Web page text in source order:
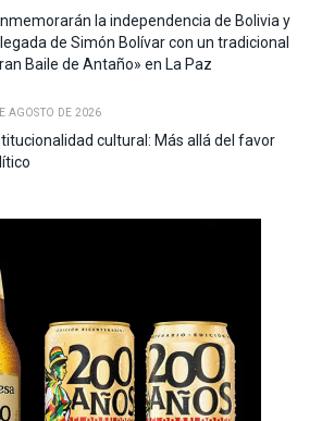
la independencia de Bolivia y
de Simón Bolívar con un tradicional
Baile de Antaño» en La Paz
AGOSTO DE 2026
cultural: Más allá del favor